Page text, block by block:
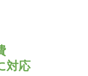
対応